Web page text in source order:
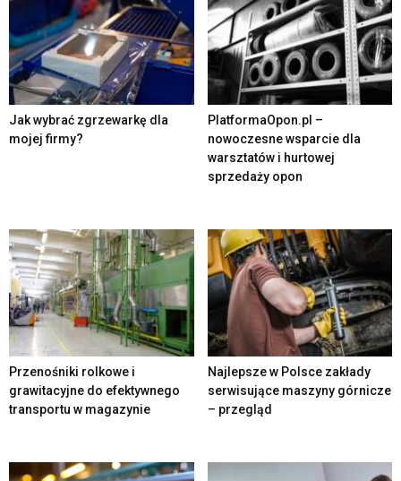
Jak wybrać zgrzewarkę dla
mojej firmy?
PlatformaOpon.pl –
nowoczesne wsparcie dla
warsztatów i hurtowej
sprzedaży opon
Przenośniki rolkowe i
grawitacyjne do efektywnego
transportu w magazynie
Najlepsze w Polsce zakłady
serwisujące maszyny górnicze
– przegląd